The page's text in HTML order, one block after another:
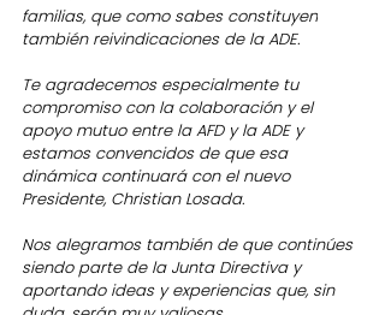
familias, que como sabes constituyen
también reivindicaciones de la ADE.
Te agradecemos especialmente tu
compromiso con la colaboración y el
apoyo mutuo entre la AFD y la ADE y
estamos convencidos de que esa
dinámica continuará con el nuevo
Presidente, Christian Losada.
Nos alegramos también de que continúes
siendo parte de la Junta Directiva y
aportando ideas y experiencias que, sin